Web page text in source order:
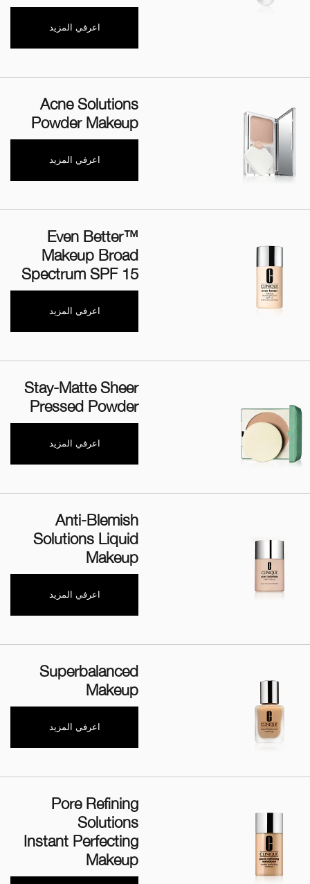
اعرفي المزيد
Acne Solutions
Powder Makeup
اعرفي المزيد
Even Better™
Makeup Broad
Spectrum SPF 15
اعرفي المزيد
Stay-Matte Sheer
Pressed Powder
اعرفي المزيد
Anti-Blemish
Solutions Liquid
Makeup
اعرفي المزيد
Superbalanced
Makeup
اعرفي المزيد
Pore Refining
Solutions
Instant Perfecting
Makeup